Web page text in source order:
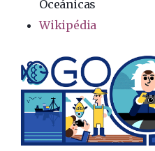
Oceánicas
Wikipédia